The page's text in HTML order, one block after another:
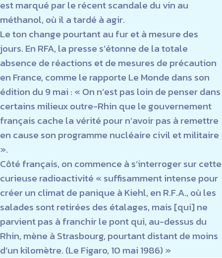
est marqué par le récent scandale du vin au
méthanol, où il a tardé à agir.
Le ton change pourtant au fur et à mesure des
jours. En RFA, la presse s’étonne de la totale
absence de réactions et de mesures de précaution
en France, comme le rapporte Le Monde dans son
édition du 9 mai : « On n’est pas loin de penser dans
certains milieux outre-Rhin que le gouvernement
français cache la vérité pour n’avoir pas à remettre
en cause son programme nucléaire civil et militaire
».
Côté français, on commence à s’interroger sur cette
curieuse radioactivité « suffisamment intense pour
créer un climat de panique à Kiehl, en R.F.A., où les
salades sont retirées des étalages, mais [qui] ne
parvient pas à franchir le pont qui, au-dessus du
Rhin, mène à Strasbourg, pourtant distant de moins
d’un kilomètre. (Le Figaro, 10 mai 1986) »